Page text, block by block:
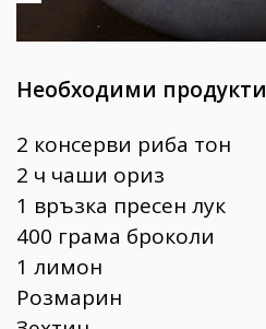
Gentlemen
1815
ПОСЛЕДВАЙТЕ
НИ
Необходими продукти
2 консерви риба тон
2 ч чаши ориз
1 връзка пресен лук
400 грама броколи
1 лимон
Розмарин